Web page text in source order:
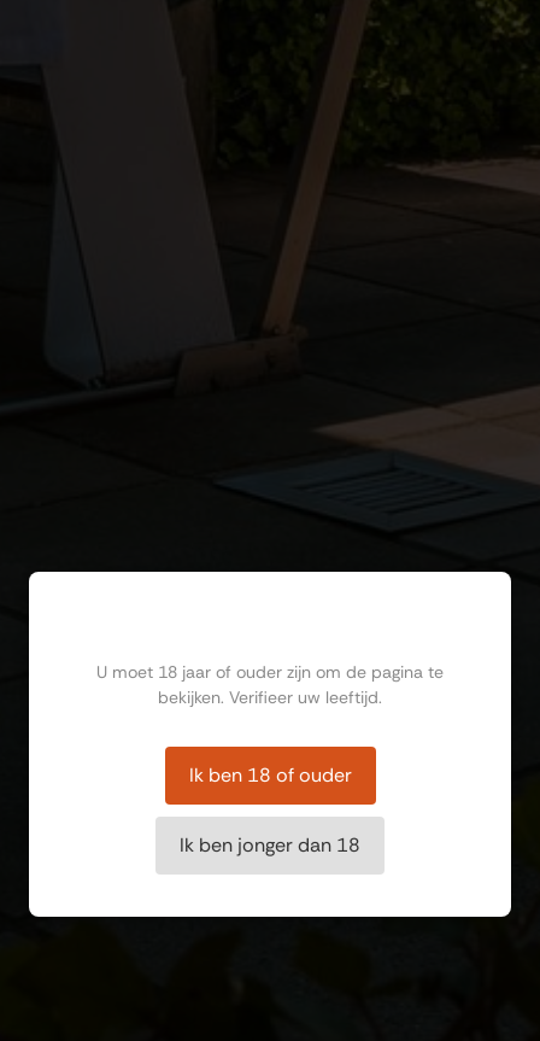
U moet 18 jaar of ouder zijn om de pagina te
bekijken. Verifieer uw leeftijd.
Ik ben 18 of ouder
Ik ben jonger dan 18